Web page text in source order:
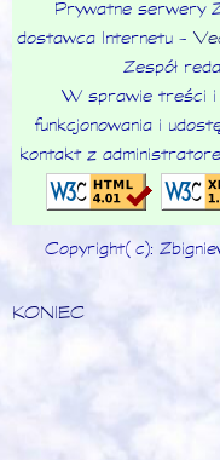
Prywatne serwery
dostawca Internetu -
Zespół
W sprawie treści i
funkcjonowania i
kontakt z
Copyright (c):
KONIEC